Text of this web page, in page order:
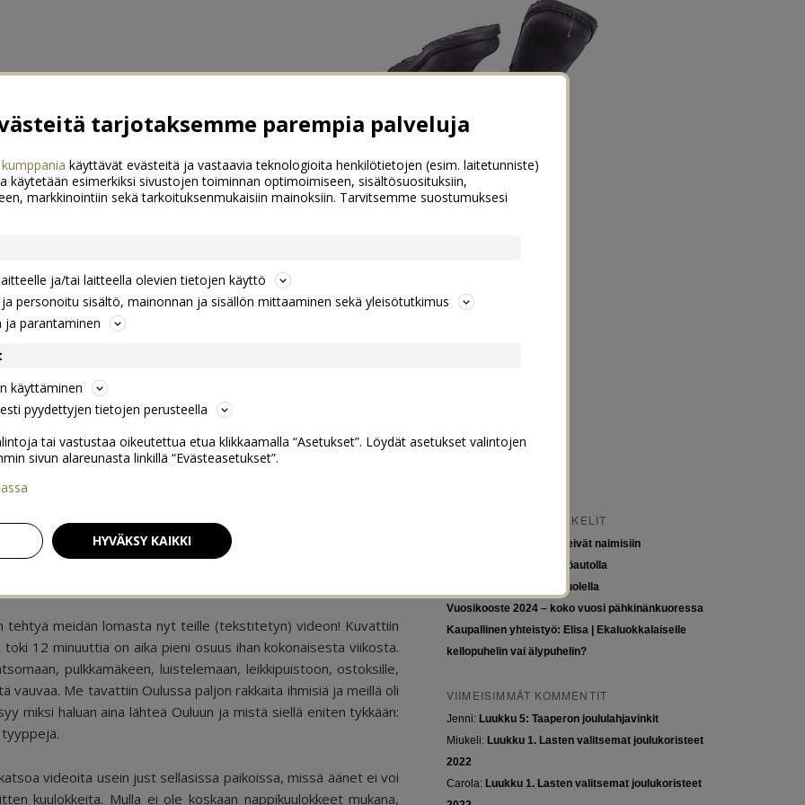
tehtyä meidän lomasta nyt teille (tekstitetyn) videon! Kuvattiin
12 minuuttia on aika pieni osuus ihan kokonaisesta viikosta.
pulkkamäkeen, luistelemaan, leikkipuistoon, ostoksille,
vauvaa. Me tavattiin Oulussa paljon rakkaita ihmisiä ja meillä oli
miksi haluan aina lähteä Ouluun ja mistä siellä eniten tykkään:
videoita usein just sellasissa paikoissa, missä äänet ei voi
kuulokkeita. Mulla ei ole koskaan nappikuulokkeet mukana,
VIIMEISIMMÄT ARTIKKELIT
Tytöt kuuluvat kouluun, eivät naimisiin
Euroopan roadtrip sähköautolla
Tyttöjen ja tasa-arvon puolella
Vuosikooste 2024 – koko vuosi pähkinänkuoressa
Kaupallinen yhteistyö: Elisa | Ekaluokkalaiselle
kellopuhelin vai älypuhelin?
VIIMEISIMMÄT KOMMENTIT
Jenni: Luukku 5: Taaperon joululahjavinkit
Miukeli: Luukku 1. Lasten valitsemat joulukoristeet
2022
Carola: Luukku 1. Lasten valitsemat joulukoristeet
tarjotaksemme parempia palveluja
käyttävät evästeitä ja vastaavia teknologioita henkilötietojen (esim. laitetunniste)
käytetään esimerkiksi sivustojen toiminnan optimoimiseen, sisältösuosituksiin,
markkinointiin sekä tarkoituksenmukaisiin mainoksiin. Tarvitsemme suostumuksesi
ja/tai laitteella olevien tietojen käyttö
personoitu sisältö, mainonnan ja sisällön mittaaminen sekä yleisötutkimus
ja parantaminen
käyttäminen
pyydettyjen tietojen perusteella
tai vastustaa oikeutettua etua klikkaamalla “Asetukset”. Löydät asetukset valintojen
sivun alareunasta linkillä “Evästeasetukset”.
HYVÄKSY KAIKKI